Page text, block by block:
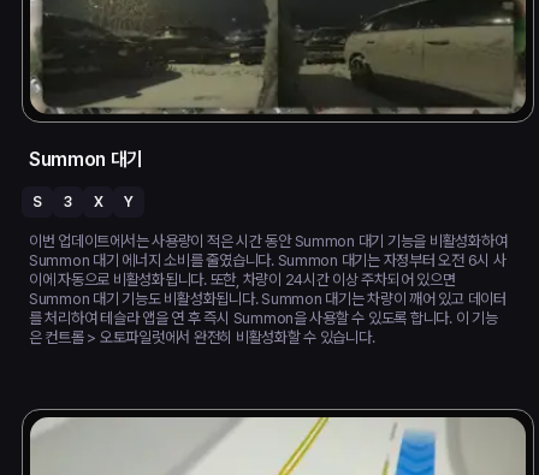
Summon 대기
S 3 X Y
이번 업데이트에서는 사용량이 적은 시간 동안 Summon 대기 기능을 비활성화하여
Summon 대기 에너지 소비를 줄였습니다. Summon 대기는 자정부터 오전 6시 사
이에 자동으로 비활성화됩니다. 또한, 차량이 24시간 이상 주차되어 있으면
Summon 대기 기능도 비활성화됩니다. Summon 대기는 차량이 깨어 있고 데이터
를 처리하여 테슬라 앱을 연 후 즉시 Summon을 사용할 수 있도록 합니다. 이 기능
은 컨트롤 > 오토파일럿에서 완전히 비활성화할 수 있습니다.